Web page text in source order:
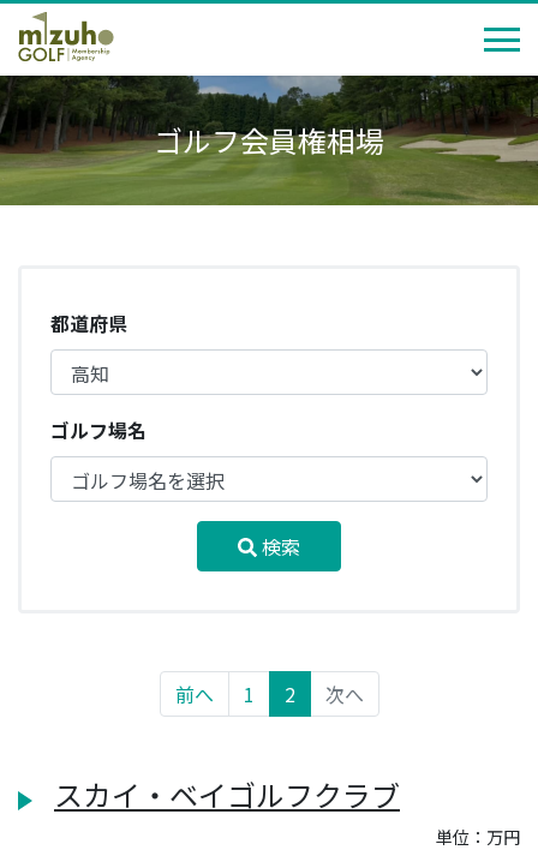
ゴルフ会員権相場
都道府県
ゴルフ場名
検索
前へ 1 2 次へ
スカイ・ベイゴルフクラブ
単位：万円